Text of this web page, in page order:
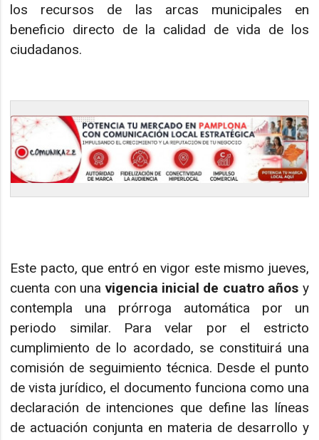
los recursos de las arcas municipales en
beneficio directo de la calidad de vida de los
ciudadanos.
Este pacto, que entró en vigor este mismo jueves,
cuenta con unavigencia inicial de cuatro años y
contempla una prórroga automática por un
periodo similar. Para velar por el estricto
cumplimiento de lo acordado, se constituirá una
comisión de seguimiento técnica. Desde el punto
de vista jurídico, el documento funciona como una
declaración de intenciones que define las líneas
de actuación conjunta en materia de desarrollo y